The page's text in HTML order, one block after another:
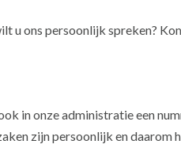
u ons persoonlijk spreken?
in onze administratie een
zijn persoonlijk en daarom